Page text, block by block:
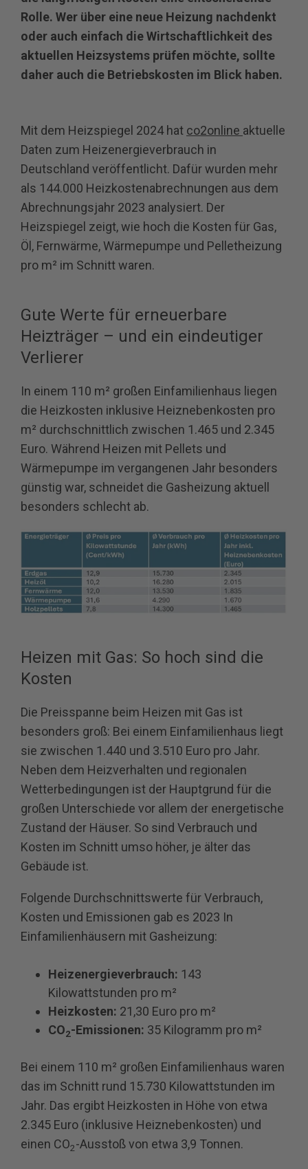
Rolle. Wer über eine neue Heizung nachdenkt
oder auch einfach die Wirtschaftlichkeit des
aktuellen Heizsystems prüfen möchte, sollte
daher auch die Betriebskosten im Blick haben.
Mit dem Heizspiegel 2024 hat co2online aktuelle
Daten zum Heizenergieverbrauch in
Deutschland veröffentlicht. Dafür wurden mehr
als 144.000 Heizkostenabrechnungen aus dem
Abrechnungsjahr 2023 analysiert. Der
Heizspiegel zeigt, wie hoch die Kosten für Gas,
Öl, Fernwärme, Wärmepumpe und Pelletheizung
pro m² im Schnitt waren.
Gute Werte für erneuerbare
Heizträger – und ein eindeutiger
Verlierer
In einem 110 m² großen Einfamilienhaus liegen
die Heizkosten inklusive Heiznebenkosten pro
m² durchschnittlich zwischen 1.465 und 2.345
Euro. Während Heizen mit Pellets und
Wärmepumpe im vergangenen Jahr besonders
günstig war, schneidet die Gasheizung aktuell
besonders schlecht ab.
Heizen mit Gas: So hoch sind die
Kosten
Die Preisspanne beim Heizen mit Gas ist
besonders groß: Bei einem Einfamilienhaus liegt
sie zwischen 1.440 und 3.510 Euro pro Jahr.
Neben dem Heizverhalten und regionalen
Wetterbedingungen ist der Hauptgrund für die
großen Unterschiede vor allem der energetische
Zustand der Häuser. So sind Verbrauch und
Kosten im Schnitt umso höher, je älter das
Gebäude ist.
Folgende Durchschnittswerte für Verbrauch,
Kosten und Emissionen gab es 2023 In
Einfamilienhäusern mit Gasheizung:
Heizenergieverbrauch: 143
Kilowattstunden pro m²
Heizkosten: 21,30 Euro pro m²
CO2-Emissionen: 35 Kilogramm pro m²
Bei einem 110 m² großen Einfamilienhaus waren
das im Schnitt rund 15.730 Kilowattstunden im
Jahr. Das ergibt Heizkosten in Höhe von etwa
2.345 Euro (inklusive Heiznebenkosten) und
einen CO2-Ausstoß von etwa 3,9 Tonnen.